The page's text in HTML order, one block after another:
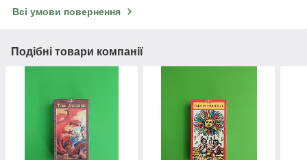
Всі умови повернення
Подібні товари компанії